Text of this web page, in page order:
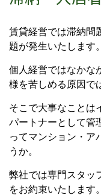
賃貸経営では滞納問
題が発生いたします。
個人経営ではなかな
様を苦しめる原因で
そこで大事なことは
パートナーとして管
ってマンション・ア
うか。
弊社では専門スタッ
をお約束いたします。